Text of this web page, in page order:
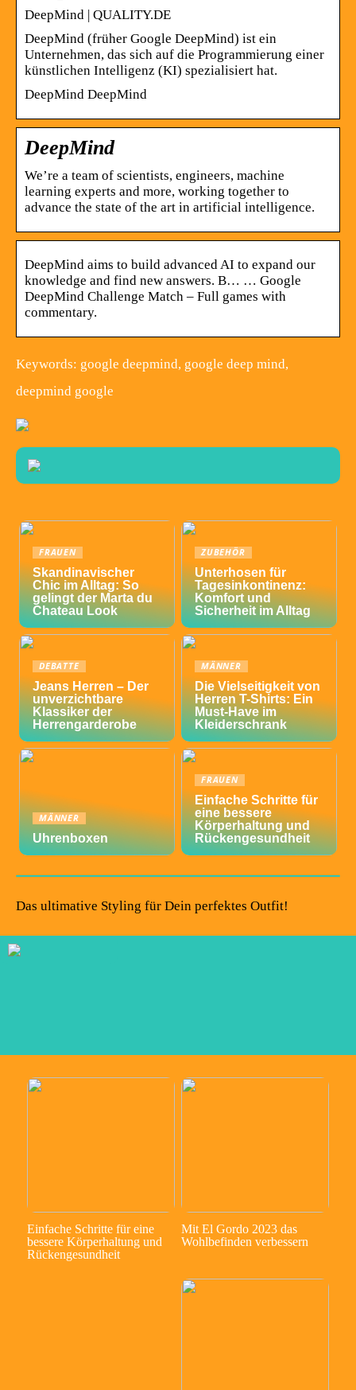
DeepMind | QUALITY.DE
DeepMind (früher Google DeepMind) ist ein
Unternehmen, das sich auf die Programmierung einer
künstlichen Intelligenz (KI) spezialisiert hat.
DeepMind DeepMind
DeepMind
We’re a team of scientists, engineers, machine
learning experts and more, working together to
advance the state of the art in artificial intelligence.
DeepMind aims to build advanced AI to expand our
knowledge and find new answers. B… … Google
DeepMind Challenge Match – Full games with
commentary.
Keywords: google deepmind, google deep mind,
deepmind google
FRAUEN
Skandinavischer
Chic im Alltag: So
gelingt der Marta du
Chateau Look
ZUBEHÖR
Unterhosen für
Tagesinkontinenz:
Komfort und
Sicherheit im Alltag
DEBATTE
Jeans Herren – Der
unverzichtbare
Klassiker der
Herrengarderobe
MÄNNER
Die Vielseitigkeit von
Herren T-Shirts: Ein
Must-Have im
Kleiderschrank
MÄNNER
Uhrenboxen
FRAUEN
Einfache Schritte für
eine bessere
Körperhaltung und
Rückengesundheit
Das ultimative Styling für Dein perfektes Outfit!
Einfache Schritte für eine
bessere Körperhaltung und
Rückengesundheit
Mit El Gordo 2023 das
Wohlbefinden verbessern